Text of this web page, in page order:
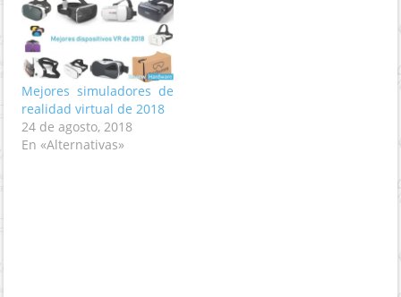
Mejores simuladores de
realidad virtual de 2018
24 de agosto, 2018
En «Alternativas»